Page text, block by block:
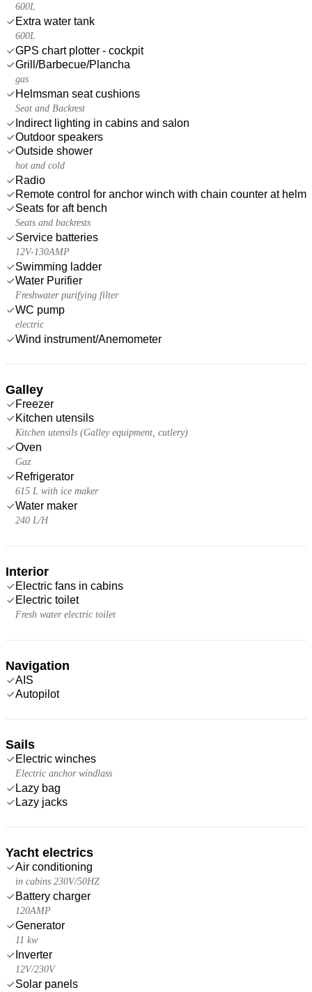
600L
Extra water tank
600L
GPS chart plotter - cockpit
Grill/Barbecue/Plancha
gas
Helmsman seat cushions
Seat and Backrest
Indirect lighting in cabins and salon
Outdoor speakers
Outside shower
hot and cold
Radio
Remote control for anchor winch with chain counter at helm
Seats for aft bench
Seats and backrests
Service batteries
12V-130AMP
Swimming ladder
Water Purifier
Freshwater purifying filter
WC pump
electric
Wind instrument/Anemometer
Galley
Freezer
Kitchen utensils
Kitchen utensils (Galley equipment, cutlery)
Oven
Gaz
Refrigerator
615 L with ice maker
Water maker
240 L/H
Interior
Electric fans in cabins
Electric toilet
Fresh water electric toilet
Navigation
AIS
Autopilot
Sails
Electric winches
Electric anchor windlass
Lazy bag
Lazy jacks
Yacht electrics
Air conditioning
in cabins 230V/50HZ
Battery charger
120AMP
Generator
11 kw
Inverter
12V/230V
Solar panels